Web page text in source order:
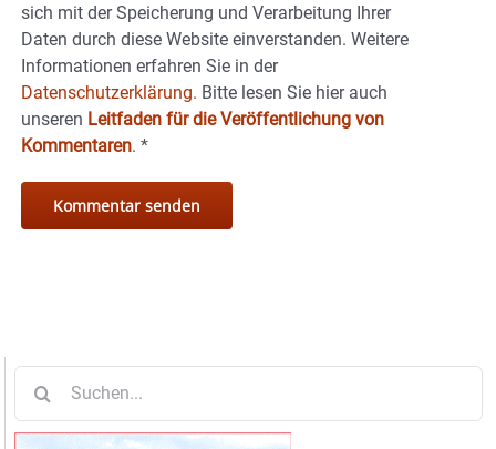
sich mit der Speicherung und Verarbeitung Ihrer
Daten durch diese Website einverstanden. Weitere
Informationen erfahren Sie in der
Datenschutzerklärung. Bitte lesen Sie hier auch
unseren Leitfaden für die Veröffentlichung von
Kommentaren. *
nach: